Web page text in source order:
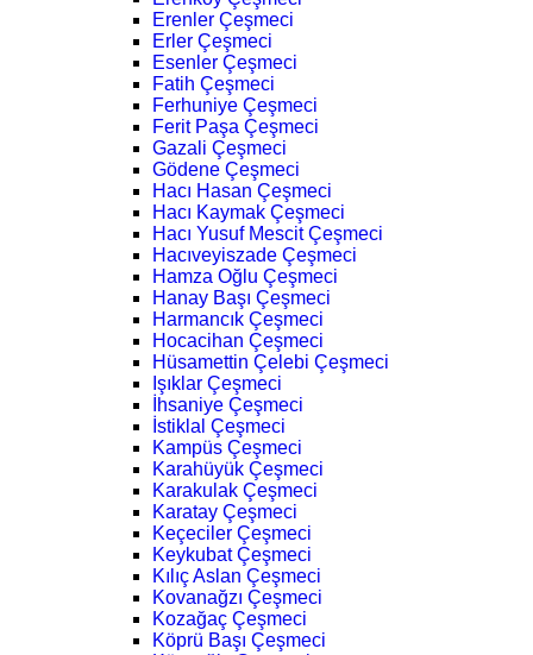
Erenler Çeşmeci
Erler Çeşmeci
Esenler Çeşmeci
Fatih Çeşmeci
Ferhuniye Çeşmeci
Ferit Paşa Çeşmeci
Gazali Çeşmeci
Gödene Çeşmeci
Hacı Hasan Çeşmeci
Hacı Kaymak Çeşmeci
Hacı Yusuf Mescit Çeşmeci
Hacıveyiszade Çeşmeci
Hamza Oğlu Çeşmeci
Hanay Başı Çeşmeci
Harmancık Çeşmeci
Hocacihan Çeşmeci
Hüsamettin Çelebi Çeşmeci
Işıklar Çeşmeci
İhsaniye Çeşmeci
İstiklal Çeşmeci
Kampüs Çeşmeci
Karahüyük Çeşmeci
Karakulak Çeşmeci
Karatay Çeşmeci
Keçeciler Çeşmeci
Keykubat Çeşmeci
Kılıç Aslan Çeşmeci
Kovanağzı Çeşmeci
Kozağaç Çeşmeci
Köprü Başı Çeşmeci